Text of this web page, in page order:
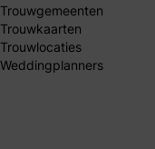
Trouwgemeenten
Trouwkaarten
Trouwlocaties
Weddingplanners